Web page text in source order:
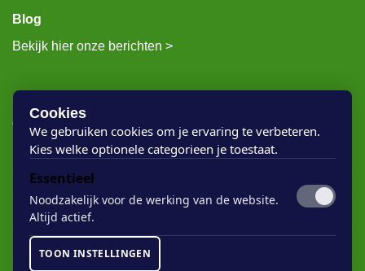
Blog
Bekijk hier onze berichten >
Rigostep Skylt
Rubio Monocoat Oil Plus 2c
Houten vloer lak
Floorservice Onderhoudsolie
Cookies
We gebruiken cookies om je ervaring te verbeteren.
Kies welke optionele categorieen je toestaat.
Essentieel
Noodzakelijk voor de werking van de website.
Altijd actief.
TOON INSTELLINGEN